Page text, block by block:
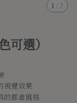
1 / 2
可選）
視覺效果
的都會風格